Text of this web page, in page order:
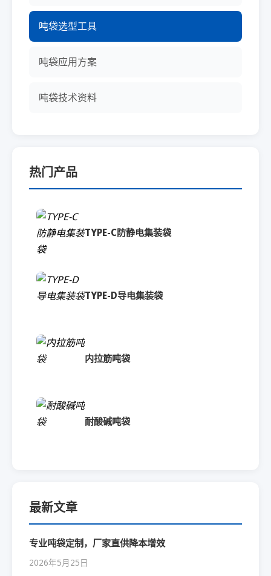
吨袋选型工具
吨袋应用方案
吨袋技术资料
热门产品
TYPE-C防静电集装袋
TYPE-D导电集装袋
内拉筋吨袋
耐酸碱吨袋
最新文章
专业吨袋定制，厂家直供降本增效
2026年5月25日